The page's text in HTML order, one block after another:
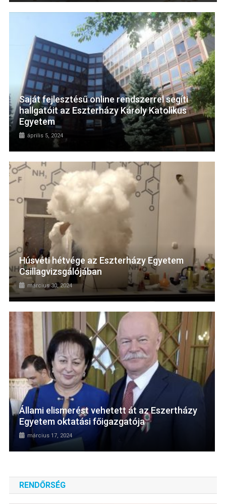
Saját fejlesztésű online rendszerrel segíti
hallgatóit az Eszterházy Károly Katolikus
Egyetem
április 5, 2024
Húsvéti hétvége az Eszterházy Egyetem
Csillagvizsgálójában
március 30, 2024
Állami elismerést vehetett át az Eszertházy
Egyetem oktatási főigazgatója
március 17, 2024
RENDŐRSÉG